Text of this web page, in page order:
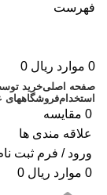
فهرست
0 موارد ریال
صفحه اصلیخرید
استخدامفروشگاههای
0 مقایسه
علاقه مندی ها
ورود / فرم ثبت
0 موارد ریال